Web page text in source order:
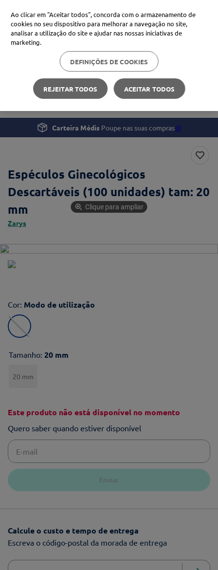
Procure no Marketplace Médis
Pesquisas mais comuns
xiaomi
4º cerave
Profissionais de Saúde
Instrumentos Clínicos
Espéculos Ginecológicos Descartáveis (100 unidades)
Carteira Médis Poupe nas suas compras🪙
Espéculos Ginecológicos
Descartáveis (100 unidades) tam: 20
mm
Zarys
Clique para ampliar
Cor: Modo de utilização
Tamanho: 20 mm
20 mm
Este produto não está disponível no momento
Quero saber quando estiver disponível
Enviar
Calcule o custo e tempo de entrega
Escreva o código-postal da morada de entrega
Ao clicar em "Aceitar todos", concorda com o armazenamento de
cookies no seu dispositivo para melhorar a navegação no site,
analisar a utilização do site e ajudar nas nossas iniciativas de
marketing.
DEFINIÇÕES DE COOKIES
REJEITAR TODOS ACEITAR TODOS